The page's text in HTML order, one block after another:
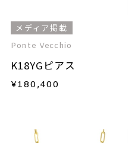
メディア掲載
Ponte Vecchio
K18YGピアス
¥180,400